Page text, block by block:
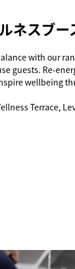
ネスブー
with our
guests. Re-
wellbeing
Terrace,